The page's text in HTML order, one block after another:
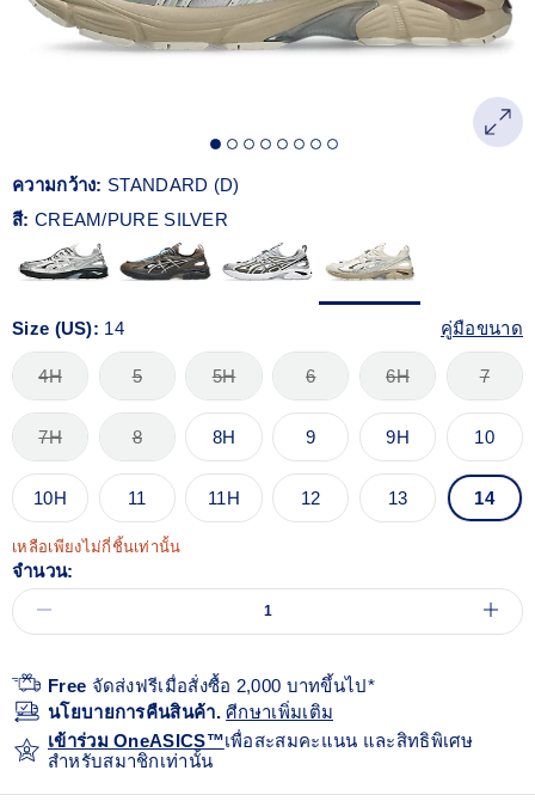
ความกว้าง: STANDARD (D)
สี: CREAM/PURE SILVER
Size (US): 14 คู่มือขนาด
4H 5 5H 6 6H 7
7H 8 8H 9 9H 10
10H 11 11H 12 13 14
เหลือเพียงไม่กี่ชิ้นเท่านั้น
จำนวน:
Free จัดส่งฟรีเมื่อสั่งซื้อ 2,000 บาทขึ้นไป*
นโยบายการคืนสินค้า.ศีกษาเพิ่มเติม
เข้าร่วม OneASICS™เพื่อสะสมคะแนน และสิทธิพิเศษ
สำหรับสมาชิกเท่านั้น